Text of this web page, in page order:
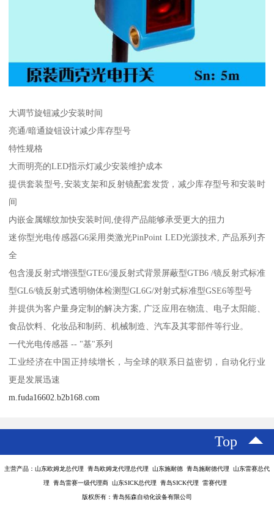
大调节旋钮减少安装时间
亮通/暗通旋钮设计减少库存型号
特性规格
大而明亮的LED指示灯减少安装维护成本
提供套装型号,安装支架和反射镜配套发货，减少库存型号和安装时
间
内嵌金属螺纹加快安装时间,使得产品能够承受更大的扭力
迷你型光电传感器G6采用类激光PinPoint LED光源技术, 产品系列齐
全
包含漫反射式增强型GTE6/漫反射式背景屏蔽型GTB6 /镜反射式标准
型GL6/镜反射式透明物体检测型GL6G/对射式标准型GSE6等型号
并提供为客户量身定制的解决方案, 广泛应用在物流、电子太阳能、
食品饮料、化妆品和制药、机械制造、汽车及其零部件等行业。
一代光电传感器 -- "基"系列
工业经济在中国正持续增长，与全球的联系日益密切，自动化行业
更是发展迅速
m.fuda16602.b2b168.com
Top
主营产品：山东欧姆龙总代理 青岛欧姆龙代理总代理 山东施耐德 青岛施耐德代理 山东雷赛总代
理 青岛雷赛一级代理商 山东SICK总代理 青岛SICK代理 雷赛代理
版权所有：青岛拓森自动化设备有限公司